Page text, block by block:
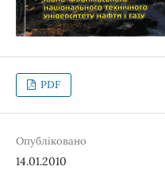
PDF
Опубліковано
14.01.2010